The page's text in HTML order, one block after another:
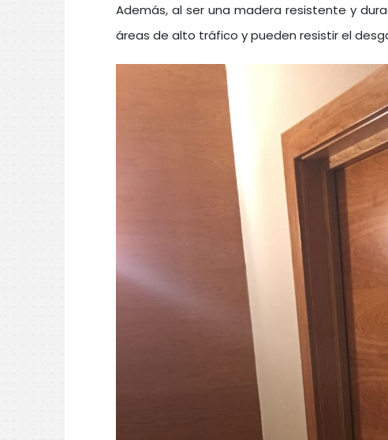
Además, al ser una madera resistente y
áreas de alto tráfico y pueden resistir el